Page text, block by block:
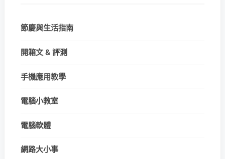
節慶與生活指南
開箱文 & 評測
手機應用教學
電腦小教室
電腦軟體
網路大小事